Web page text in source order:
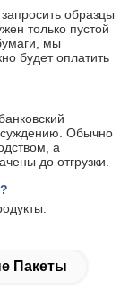
образцы
только пустой
мы
будет оплатить
Обычно
а
до отгрузки.
Пакеты